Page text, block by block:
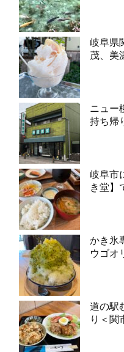
岐阜県
茂、美
ニュー
持ち帰
岐阜市
き堂】
かき氷
ウゴオ
道の駅
り＜関